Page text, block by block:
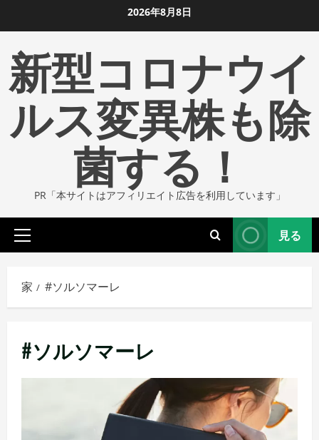
ン
ツ
ま
2026年8月8日
新型コロナウイ
ルス変異株も除
菌する！
PR「本サイトはアフィリエイト広告を利用しています」
プ
イ
マ
ニ
見る
家 #ソルソマーレ
#ソルソマーレ